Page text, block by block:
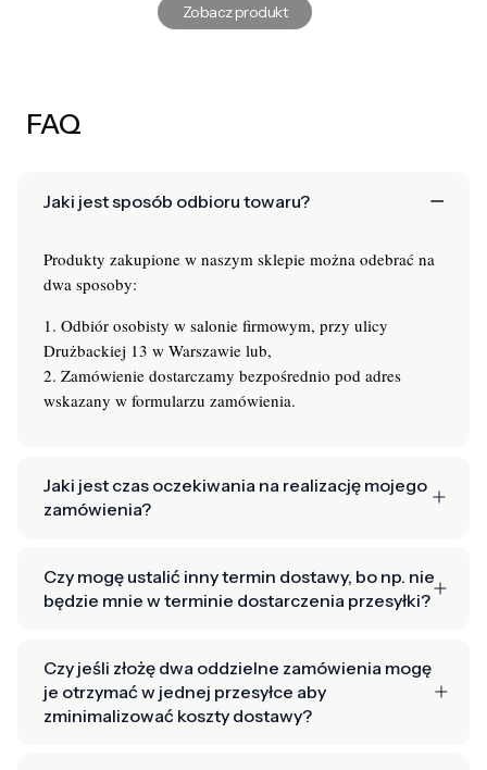
Zobacz produkt
FAQ
Jaki jest sposób odbioru towaru?
Produkty zakupione w naszym sklepie można odebrać na
dwa sposoby:
1. Odbiór osobisty w salonie firmowym, przy ulicy
Drużbackiej 13 w Warszawie lub,
2. Zamówienie dostarczamy bezpośrednio pod adres
wskazany w formularzu zamówienia.
Jaki jest czas oczekiwania na realizację mojego
zamówienia?
Czy mogę ustalić inny termin dostawy, bo np. nie
będzie mnie w terminie dostarczenia przesyłki?
Czy jeśli złożę dwa oddzielne zamówienia mogę
je otrzymać w jednej przesyłce aby
zminimalizować koszty dostawy?